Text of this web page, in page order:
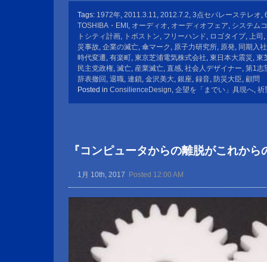
Tags: 1972年, 2011.3.11, 2012.7.2, 3点セパレーステレオ,
TOSHIBA・EMI , オーディオ, オーディオフェア, システム
トシティ計画, トボストン, フリーハンド, ロゴタイプ, 上司 ,
災事故, 企業の滅亡, 傘マーク , 原子力研究所, 原発, 同期入社
時代変遷, 有楽町, 東京芝浦電気株式会社, 東日本大震災 , 東
民主党政権, 滅亡, 産業滅亡, 直感, 社会人デザイナー, 第1志
辞表撤回 , 退職, 連鎖, 金沢美大, 銀座, 録音, 防災大臣, 顧問
Posted in ConsilienceDesign, 企望を「までい」具現へ, 祈
『コンピュータからの離脱がこれから
1月 10th, 2017 Posted 12:00 AM